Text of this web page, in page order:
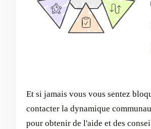
Et si jamais vous vous sentez
contacter la dynamique
pour obtenir de l'aide et des